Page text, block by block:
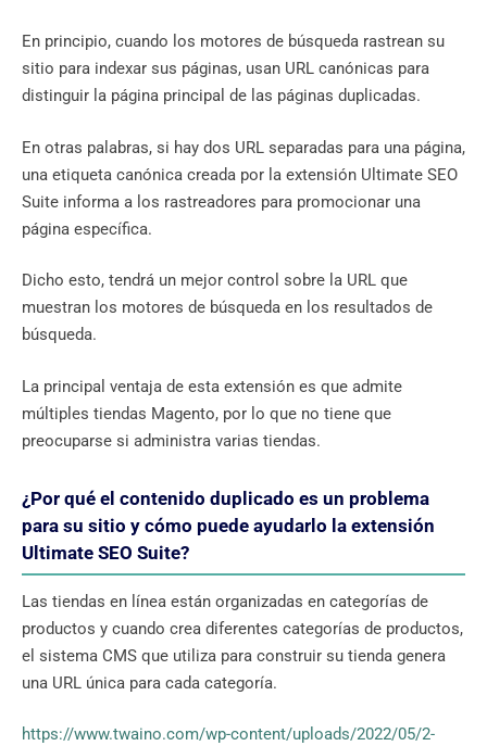
En principio, cuando los motores de búsqueda rastrean su
sitio para indexar sus páginas, usan URL canónicas para
distinguir la página principal de las páginas duplicadas.
En otras palabras, si hay dos URL separadas para una página,
una etiqueta canónica creada por la extensión Ultimate SEO
Suite informa a los rastreadores para promocionar una
página específica.
Dicho esto, tendrá un mejor control sobre la URL que
muestran los motores de búsqueda en los resultados de
búsqueda.
La principal ventaja de esta extensión es que admite
múltiples tiendas Magento, por lo que no tiene que
preocuparse si administra varias tiendas.
¿Por qué el contenido duplicado es un problema
para su sitio y cómo puede ayudarlo la extensión
Ultimate SEO Suite?
Las tiendas en línea están organizadas en categorías de
productos y cuando crea diferentes categorías de productos,
el sistema CMS que utiliza para construir su tienda genera
una URL única para cada categoría.
https://www.twaino.com/wp-content/uploads/2022/05/2-